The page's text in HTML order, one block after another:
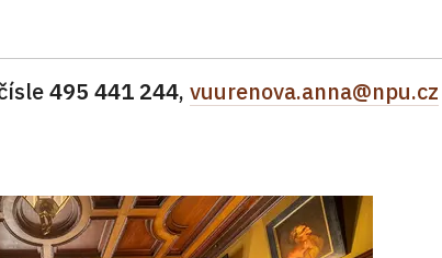
495 441 244, vuurenova.anna@npu.cz